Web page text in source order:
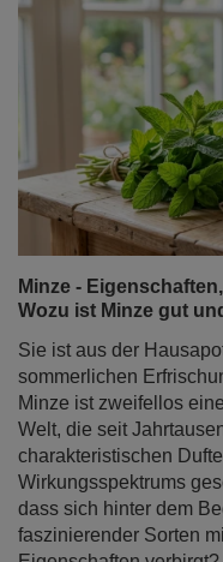
Minze -
Wozu ist Minze gut
Sie ist aus der
sommerlichen
Minze ist zweifellos
Welt, die seit
charakteristischen
Wirkungsspektrums
dass sich hinter dem
faszinierender Sorten